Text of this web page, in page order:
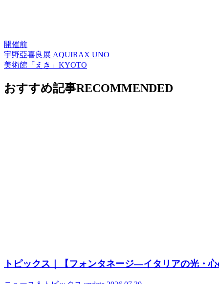
開催前
宇野亞喜良展 AQUIRAX UNO
美術館「えき」KYOTO
おすすめ記事RECOMMENDED
トピックス｜【フォンタネージ—イタリアの光・